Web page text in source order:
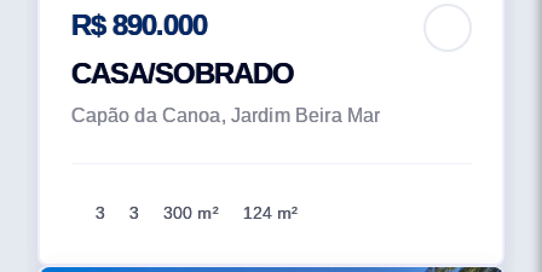
R$ 890.000
CASA/SOBRADO
Capão da Canoa, Jardim Beira Mar
3 3 300 m² 124 m²